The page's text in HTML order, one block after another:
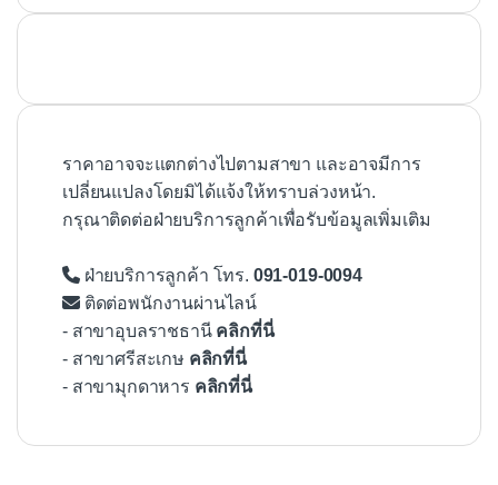
ราคาอาจจะแตกต่างไปตามสาขา และอาจมีการ
เปลี่ยนแปลงโดยมิได้แจ้งให้ทราบล่วงหน้า.
กรุณาติดต่อฝ่ายบริการลูกค้าเพื่อรับข้อมูลเพิ่มเติม
ฝ่ายบริการลูกค้า โทร. 091-019-0094
ติดต่อพนักงานผ่านไลน์
- สาขาอุบลราชธานี คลิกที่นี่
- สาขาศรีสะเกษ คลิกที่นี่
- สาขามุกดาหาร คลิกที่นี่